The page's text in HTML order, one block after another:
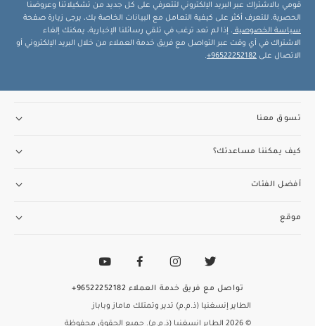
قومي بالاشتراك عبر البريد الإلكتروني لتتعرفي على كل جديد من تشكيلاتنا وعروضنا
الحصرية. للتعرف أكثر على كيفية التعامل مع البيانات الخاصة بك، يرجى زيارة صفحة
سياسة الخصوصية . إذا لم تعد ترغب في تلقي رسائلنا الإخبارية، يمكنك إلغاء
الاشتراك في أي وقت عبر التواصل مع فريق خدمة العملاء من خلال البريد الإلكتروني أو
الاتصال على 96522252182+
.
تسوق معنا
كيف يمكننا مساعدتك؟
أفضل الفئات
موقع
الطاير إنسغنيا (ذ.م.م) تدير وتمتلك ماماز وباباز
© 2026 الطاير إنسغنيا (ذ.م.م). جميع الحقوق محفوظة
تواصل مع فريق خدمة العملاء 96522252182+